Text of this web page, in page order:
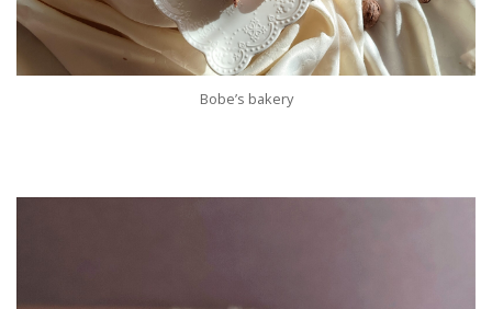
Bobe’s bakery